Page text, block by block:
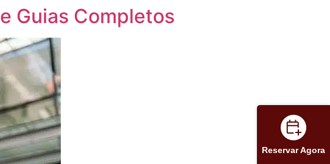
Guias Completos
Reservar Agora